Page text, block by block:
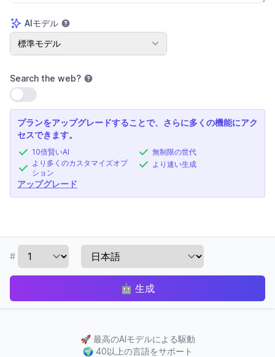
AIモデル
AIモデル
標準モデル
Search the web?
設定を使用
プランをアップグレードすることで、さらに多くの機能にアク
セスできます。
10倍賢いAI
より多くのカスタマイズオプ
ション
無制限の世代
より速い生成
アップグレード
#
🤖 生成
🚀 最高のAIモデルによる駆動
🌍 40以上の言語をサポート